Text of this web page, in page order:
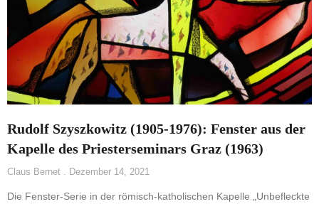
Rudolf Szyszkowitz (1905-1976): Fenster aus der
Kapelle des Priesterseminars Graz (1963)
Claus Bernet Dezember 14, 2021
Die Fenster-Serie in der römisch-katholischen Kapelle „Unbefleckte